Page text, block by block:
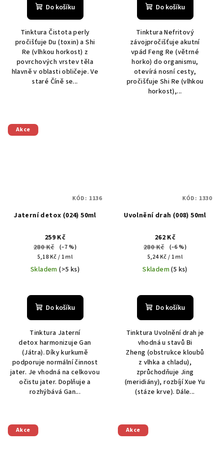
Do košíku
Tinktura Čistota perly
pročišťuje Du (toxin) a Shi
Re (vlhkou horkost) z
povrchových vrstev těla
hlavně v oblasti obličeje. Ve
staré Číně se...
Do košíku
Tinktura Nefritový
závojpročišťuje akutní
vpád Feng Re (větrné
horko) do organismu,
otevírá nosní cesty,
pročišťuje Shi Re (vlhkou
horkost),...
Akce
Jaterní detox (024) 50ml
259 Kč
280 Kč
(–7 %)
Měrná
cena:
5,18 Kč / 1 ml
Skladem(>5 ks)
Do košíku
Tinktura Jaterní
detox harmonizuje Gan
(Játra). Díky kurkumě
podporuje normální činnost
jater. Je vhodná na celkovou
očistu jater. Doplňuje a
rozhýbává Gan...
KÓD: 1136
Uvolnění drah (008) 50ml
262 Kč
280 Kč
(–6 %)
Měrná
cena:
5,24 Kč / 1 ml
Skladem(5 ks)
Do košíku
Tinktura Uvolnění drah je
vhodná u stavů Bi
Zheng (obstrukce kloubů
z vlhka a chladu),
zprůchodňuje Jing
(meridiány), rozbíjí Xue Yu
(stáze krve). Dále...
KÓD: 1330
Akce Akce